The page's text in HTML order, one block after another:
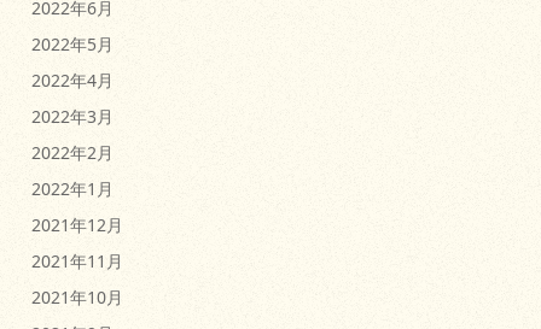
2022年6月
2022年5月
2022年4月
2022年3月
2022年2月
2022年1月
2021年12月
2021年11月
2021年10月